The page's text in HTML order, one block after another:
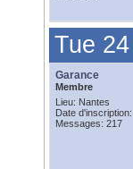
Tue
Garance
Membre
Lieu: Nantes
Date
Messages: 217